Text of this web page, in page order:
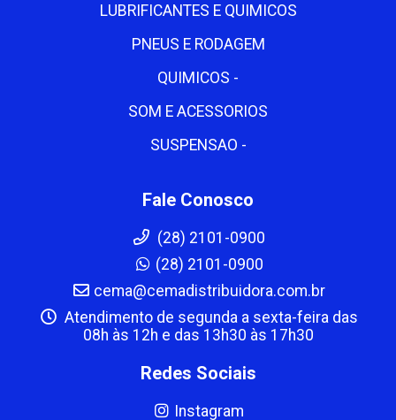
LUBRIFICANTES E QUIMICOS
PNEUS E RODAGEM
QUIMICOS -
SOM E ACESSORIOS
SUSPENSAO -
Fale Conosco
(28) 2101-0900
(28) 2101-0900
cema@cemadistribuidora.com.br
Atendimento de segunda a sexta-feira das
08h às 12h e das 13h30 às 17h30
Redes Sociais
Instagram